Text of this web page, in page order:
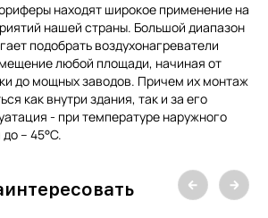
находят широкое применение на
нашей страны. Большой диапазон
подобрать воздухонагреватели
любой площади, начиная от
до мощных заводов. Причем их монтаж
как внутри здания, так и за его
- при температуре наружного
– 45°С.